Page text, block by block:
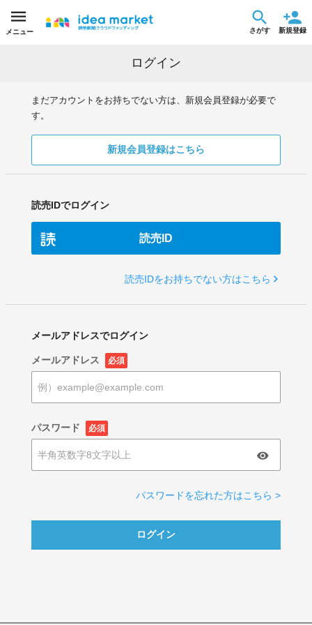
メニュー さがす 新規登録
ログイン
まだアカウントをお持ちでない方は、新規会員登録が必要で
す。
新規会員登録はこちら
読売IDでログイン
読売ID
読売IDをお持ちでない方はこちら
メールアドレスでログイン
メールアドレス 必須
パスワード 必須
パスワードを忘れた方はこちら >
ログイン